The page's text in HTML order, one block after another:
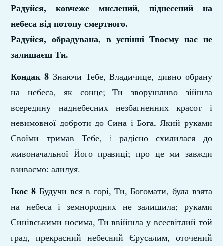
Радуйся, ковчеже мислений, піднесений на
небеса від потопу смертного.
Радуйся, обрадувана, в успінні Твоєму нас не
залишаєш Ти.
Кондак 8 Знаючи Тебе, Владичице, дивно обрану
на небеса, як сонце; Ти зворушливо зійшла
всередину наднебесних незбагненних красот і
невимовної доброти до Сина і Бога, Який руками
Своїми тримав Тебе, і радісно схилилася до
живоначальної Його правиці; про це ми завжди
взиваємо: алилуя.
Ікос 8 Будучи вся в горі, Ти, Богомати, була взята
на небеса і земнородних не залишила; руками
Синівськими носима, Ти ввійшла у всесвітлий той
град, прекрасний небесний Єрусалим, оточений